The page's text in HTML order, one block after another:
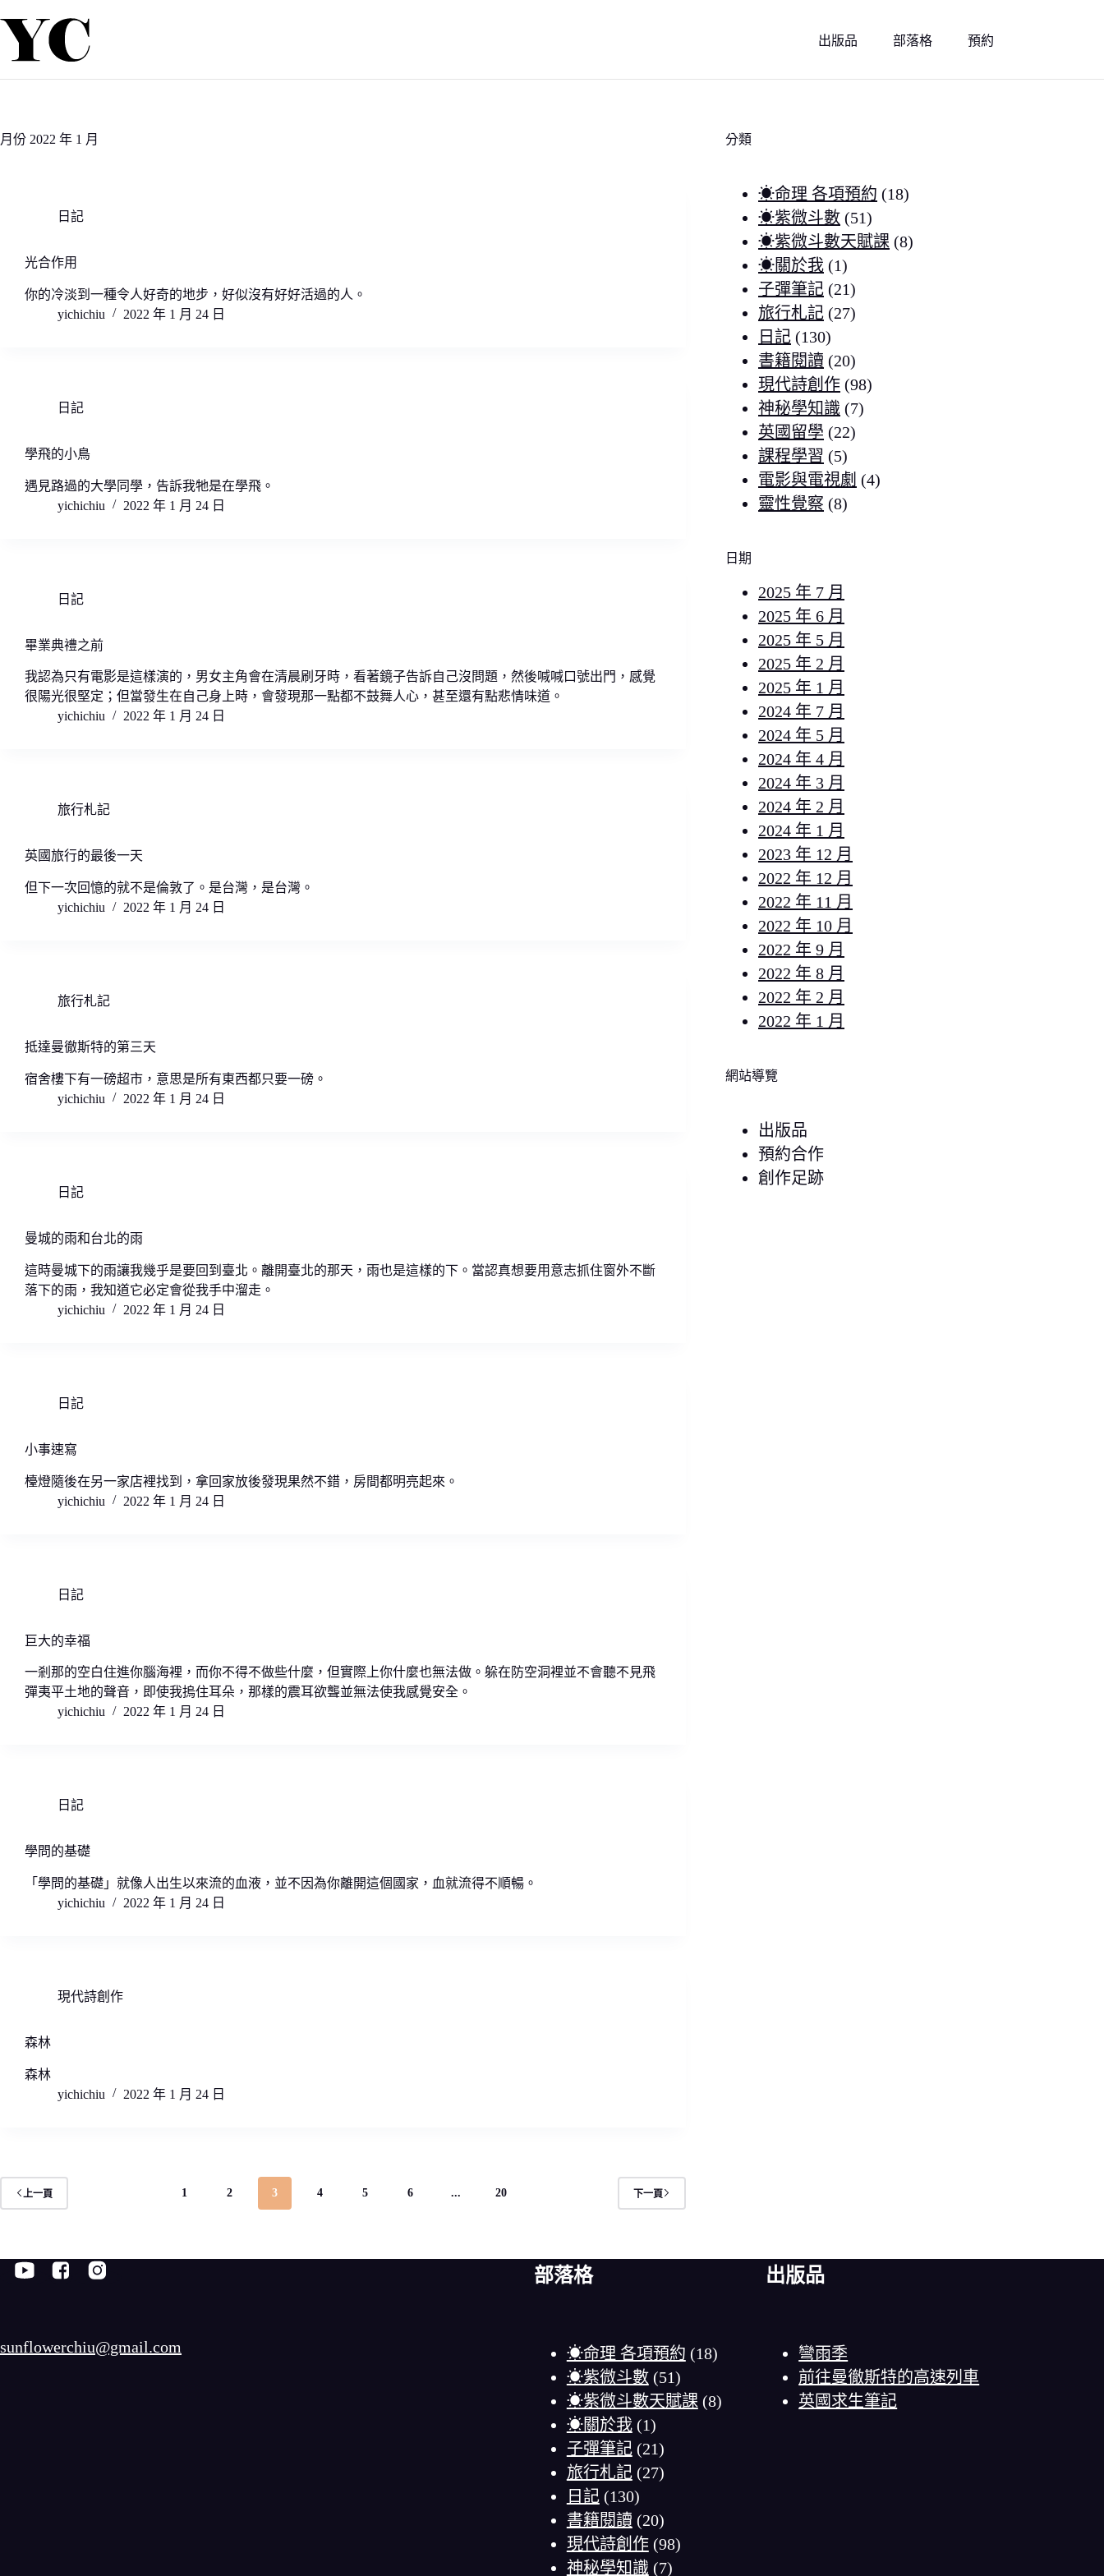
至
出版品 部落格 預約
月份 2022 年 1 月
日記
光合作用
你的冷淡到一種令人好奇的地步，好似沒有好好活過的人。
yichichiu
2022 年 1 月 24 日
日記
學飛的小鳥
遇見路過的大學同學，告訴我牠是在學飛。
yichichiu
2022 年 1 月 24 日
日記
畢業典禮之前
我認為只有電影是這樣演的，男女主角會在清晨刷牙時，看著鏡子告訴自己沒問題，然後喊喊口號出門，感覺
很陽光很堅定；但當發生在自己身上時，會發現那一點都不鼓舞人心，甚至還有點悲情味道。
yichichiu
2022 年 1 月 24 日
旅行札記
英國旅行的最後一天
但下一次回憶的就不是倫敦了。是台灣，是台灣。
yichichiu
2022 年 1 月 24 日
旅行札記
抵達曼徹斯特的第三天
宿舍樓下有一磅超市，意思是所有東西都只要一磅。
yichichiu
2022 年 1 月 24 日
日記
曼城的雨和台北的雨
這時曼城下的雨讓我幾乎是要回到臺北。離開臺北的那天，雨也是這樣的下。當認真想要用意志抓住窗外不斷
落下的雨，我知道它必定會從我手中溜走。
yichichiu
2022 年 1 月 24 日
日記
小事速寫
檯燈隨後在另一家店裡找到，拿回家放後發現果然不錯，房間都明亮起來。
yichichiu
2022 年 1 月 24 日
日記
巨大的幸福
一剎那的空白住進你腦海裡，而你不得不做些什麼，但實際上你什麼也無法做。躲在防空洞裡並不會聽不見飛
彈夷平土地的聲音，即使我摀住耳朵，那樣的震耳欲聾並無法使我感覺安全。
yichichiu
2022 年 1 月 24 日
日記
學問的基礎
「學問的基礎」就像人出生以來流的血液，並不因為你離開這個國家，血就流得不順暢。
yichichiu
2022 年 1 月 24 日
現代詩創作
森林
森林
yichichiu
2022 年 1 月 24 日
上一頁 1 2 3 4 5 6 ... 20 下一頁
分類
☀命理 各項預約 (18)
☀紫微斗數 (51)
☀紫微斗數天賦課 (8)
☀關於我 (1)
子彈筆記 (21)
旅行札記 (27)
日記 (130)
書籍閱讀 (20)
現代詩創作 (98)
神秘學知識 (7)
英國留學 (22)
課程學習 (5)
電影與電視劇 (4)
靈性覺察 (8)
日期
2025 年 7 月
2025 年 6 月
2025 年 5 月
2025 年 2 月
2025 年 1 月
2024 年 7 月
2024 年 5 月
2024 年 4 月
2024 年 3 月
2024 年 2 月
2024 年 1 月
2023 年 12 月
2022 年 12 月
2022 年 11 月
2022 年 10 月
2022 年 9 月
2022 年 8 月
2022 年 2 月
2022 年 1 月
網站導覽
出版品
預約合作
創作足跡
sunflowerchiu@gmail.com
部落格
☀命理 各項預約 (18)
☀紫微斗數(51)
☀紫微斗數天賦課 (8)
☀關於我(1)
子彈筆記(21)
旅行札記(27)
日記(130)
書籍閱讀 (20)
現代詩創作(98)
神秘學知識 (7)
出版品
彎雨季
前往曼徹斯特的高速列車
英國求生筆記